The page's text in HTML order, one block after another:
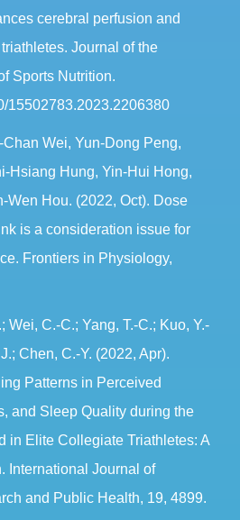
cerebral perfusion and
Journal of the
Sports Nutrition.
15502783.2023.2206380
Wei, Yun-Dong Peng,
Hsiang Hung, Yin-Hui Hong,
Wen Hou. (2022, Oct). Dose
is a consideration issue for
Frontiers in Physiology,
Wei, C.-C.; Yang, T.-C.; Kuo, Y.-
Chen, C.-Y. (2022, Apr).
Patterns in Perceived
and Sleep Quality during the
in Elite Collegiate Triathletes: A
International Journal of
and Public Health, 19, 4899.